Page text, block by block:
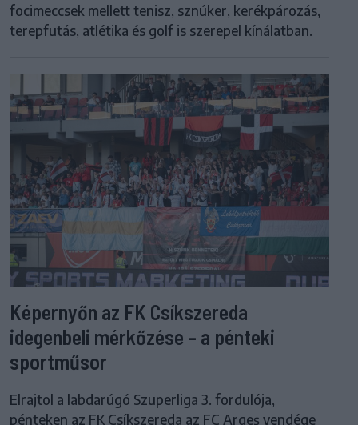
focimeccsek mellett tenisz, sznúker, kerékpározás,
terepfutás, atlétika és golf is szerepel kínálatban.
Képernyőn az FK Csíkszereda
idegenbeli mérkőzése – a pénteki
sportműsor
Elrajtol a labdarúgó Szuperliga 3. fordulója,
pénteken az FK Csíkszereda az FC Argeș vendége